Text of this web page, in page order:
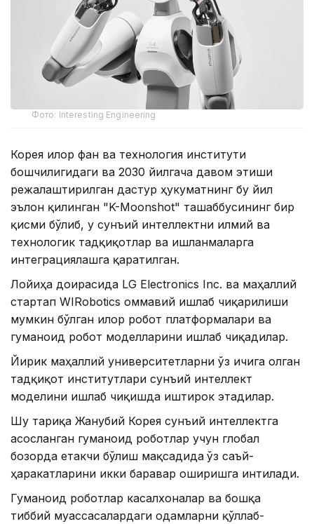
Фото: Interesting Engineering
Корея илғор фан ва технология институти
бошчилигидаги ва 2030 йилгача давом этиши
режалаштирилган дастур ҳукуматнинг бу йил
эълон қилинган "K-Moonshot" ташаббусининг бир
қисми бўлиб, у сунъий интеллектни илмий ва
технологик тадқиқотлар ва ишланмаларга
интеграциялашга қаратилган.
Лойиҳа доирасида LG Electronics Inc. ва маҳаллий
стартап WIRobotics оммавий ишлаб чиқарилиши
мумкин бўлган илғор робот платформалари ва
гуманоид робот моделларини ишлаб чиқадилар.
Йирик маҳаллий университетларни ўз ичига олган
тадқиқот институтлари сунъий интеллект
моделини ишлаб чиқишда иштирок этадилар.
Шу тариқа Жанубий Корея сунъий интеллектга
асосланган гуманоид роботлар учун глобал
бозорда етакчи бўлиш мақсадида ўз саъй-
ҳаракатларини икки баравар оширишга интилади.
Гуманоид роботлар касалхоналар ва бошқа
тиббий муассасалардаги одамларни қўллаб-